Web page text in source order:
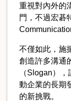
重視對內外的
門，不過宏碁
不僅如此，施
創造許多溝通
（Slogan）
動企業的長期
的新挑戰。